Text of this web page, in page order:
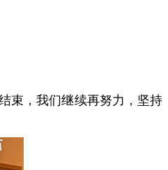
束，我们继续再努力，坚持